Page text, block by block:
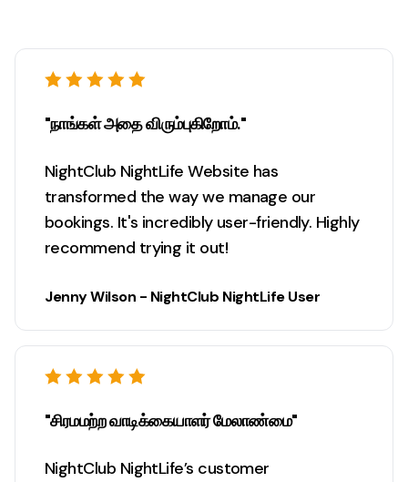
"நாங்கள் அதை விரும்புகிறோம்."
NightClub NightLife Website has
transformed the way we manage our
bookings. It's incredibly user-friendly. Highly
recommend trying it out!
Jenny Wilson - NightClub NightLife User
"சிரமமற்ற வாடிக்கையாளர் மேலாண்மை"
NightClub NightLife’s customer